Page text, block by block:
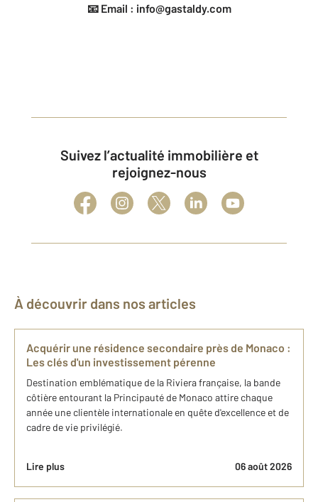
📧 Email : info@gastaldy.com
Suivez l’actualité immobilière et
rejoignez-nous
À découvrir dans nos articles
Acquérir une résidence secondaire près de Monaco :
Les clés d'un investissement pérenne
Destination emblématique de la Riviera française, la bande
côtière entourant la Principauté de Monaco attire chaque
année une clientèle internationale en quête d'excellence et de
cadre de vie privilégié.
Lire plus 06 août 2026